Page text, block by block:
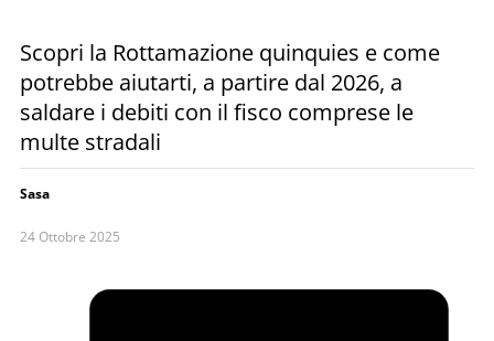
Scopri la Rottamazione quinquies e come
potrebbe aiutarti, a partire dal 2026, a
saldare i debiti con il fisco comprese le
multe stradali
Sasa
24 Ottobre 2025